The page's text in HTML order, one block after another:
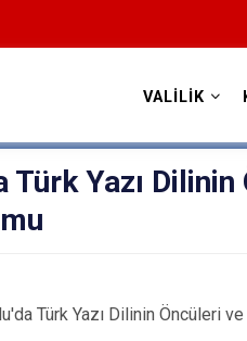
VALİLİK
Türk Yazı
Türk Yazı Dilinin Öncüleri